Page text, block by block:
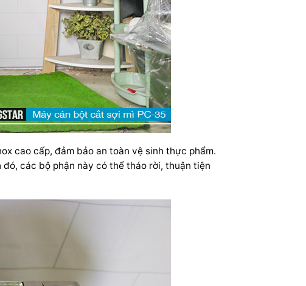
cao cấp, đảm bảo an toàn vệ sinh thực phẩm.
các bộ phận này có thể tháo rời, thuận tiện